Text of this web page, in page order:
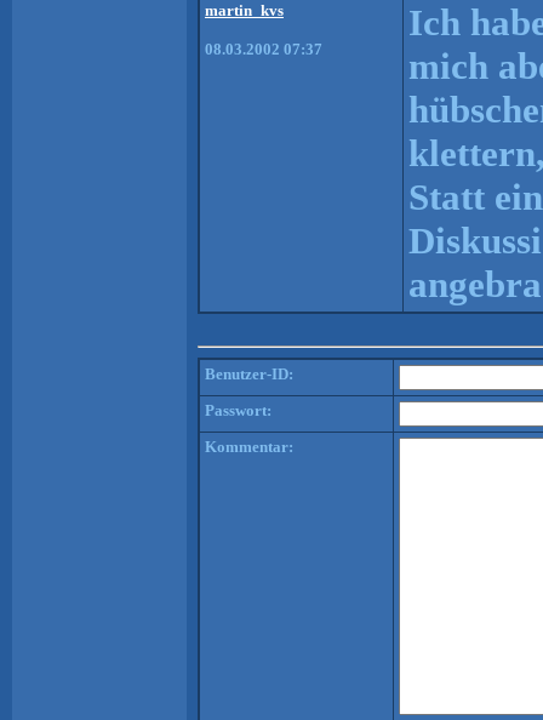
martin_kvs
08.03.2002 07:37
Ich
mich
Statt
Benutzer-ID:
Passwort:
Kommentar: